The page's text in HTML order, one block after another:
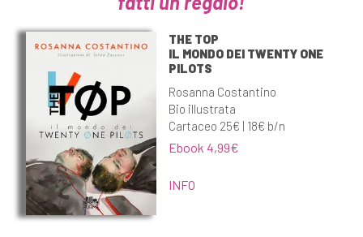
di Stefania Bergo: un estratto
THE TOP
IL MONDO DEI TWENTY ONE
PILOTS
Rosanna Costantino
Bio illustrata
Cartaceo 25€ | 18€ b/n
Ebook 4,99€
INFO